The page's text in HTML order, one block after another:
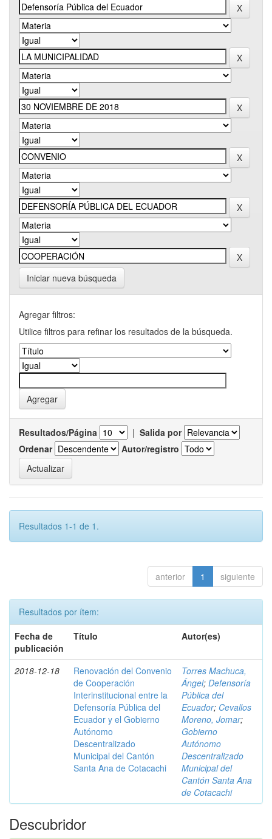
Iniciar nueva búsqueda
Agregar filtros:
Utilice filtros para refinar los resultados de la búsqueda.
Resultados/Página | Salida por
Ordenar
Autor/registro
Resultados 1-1 de 1.
anterior 1 siguiente
Resultados por ítem:
Fecha de
publicación
Título Autor(es)
2018-12-18
Renovación del Convenio
de Cooperación
Interinstitucional entre la
Defensoría Pública del
Ecuador y el Gobierno
Autónomo
Descentralizado
Municipal del Cantón
Santa Ana de Cotacachi
Torres Machuca,
Ángel; Defensoría
Pública del
Ecuador; Cevallos
Moreno, Jomar;
Gobierno
Autónomo
Descentralizado
Municipal del
Cantón Santa Ana
de Cotacachi
Descubridor